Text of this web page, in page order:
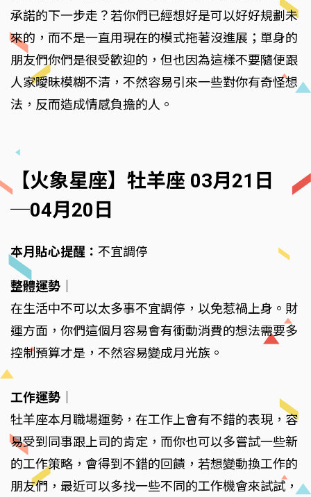
承諾的下一步走？若你們已經想好是可以好好規劃未
來的，而不是一直用現在的模式拖著沒進展；單身的
朋友們你們是很受歡迎的，但也因為這樣不要隨便跟
人家曖昧模糊不清，不然容易引來一些對你有奇怪想
法，反而造成情感負擔的人。
【火象星座】牡羊座 03月21日
─04月20日
本月貼心提醒： 不宜調停
整體運勢
在生活中不可以太多事不宜調停，以免惹禍上身。財
運方面，你們這個月容易會有衝動消費的想法需要多
控制預算才是，不然容易變成月光族。
工作運勢
牡羊座本月職場運勢，在工作上會有不錯的表現，容
易受到同事跟上司的肯定，而你也可以多嘗試一些新
的工作策略，會得到不錯的回饋，若想變動換工作的
朋友們，最近可以多找一些不同的工作機會來試試，